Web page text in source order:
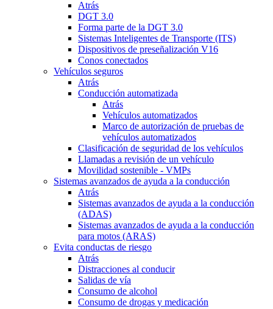
Atrás
DGT 3.0
Forma parte de la DGT 3.0
Sistemas Inteligentes de Transporte (ITS)
Dispositivos de preseñalización V16
Conos conectados
Vehículos seguros
Atrás
Conducción automatizada
Atrás
Vehículos automatizados
Marco de autorización de pruebas de
vehículos automatizados
Clasificación de seguridad de los vehículos
Llamadas a revisión de un vehículo
Movilidad sostenible - VMPs
Sistemas avanzados de ayuda a la conducción
Atrás
Sistemas avanzados de ayuda a la conducción
(ADAS)
Sistemas avanzados de ayuda a la conducción
para motos (ARAS)
Evita conductas de riesgo
Atrás
Distracciones al conducir
Salidas de vía
Consumo de alcohol
Consumo de drogas y medicación